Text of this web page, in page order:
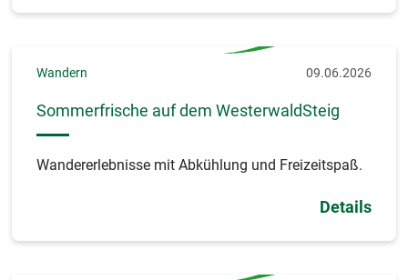
Wandern 09.06.2026
Sommerfrische auf dem WesterwaldSteig
Wandererlebnisse mit Abkühlung und Freizeitspaß.
Details